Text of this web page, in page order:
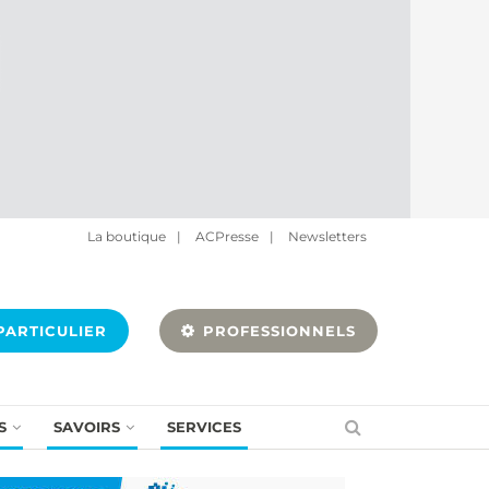
La boutique | ACPresse | Newsletters
PROFESSIONNELS
SAVOIRS SERVICES